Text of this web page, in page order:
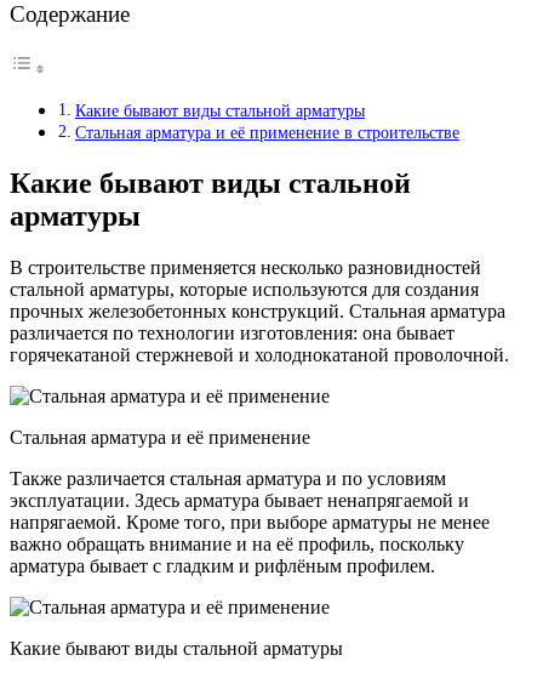
Содержание
Какие бывают виды стальной арматуры
Стальная арматура и её применение в строительстве
Какие бывают виды стальной
арматуры
В строительстве применяется несколько разновидностей
стальной арматуры, которые используются для создания
прочных железобетонных конструкций. Стальная арматура
различается по технологии изготовления: она бывает
горячекатаной стержневой и холоднокатаной проволочной.
Стальная арматура и её применение
Также различается стальная арматура и по условиям
эксплуатации. Здесь арматура бывает ненапрягаемой и
напрягаемой. Кроме того, при выборе арматуры не менее
важно обращать внимание и на её профиль, поскольку
арматура бывает с гладким и рифлёным профилем.
Какие бывают виды стальной арматуры